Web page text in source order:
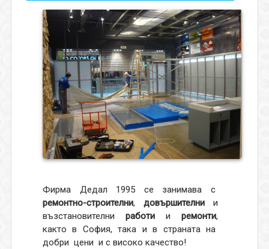
Фирма Дедал 1995 се занимава с
ремонтно-строителни, довършителни и
възстановителни работииремонти,
както в София, така и в страната на
добри цени и с високо качество!